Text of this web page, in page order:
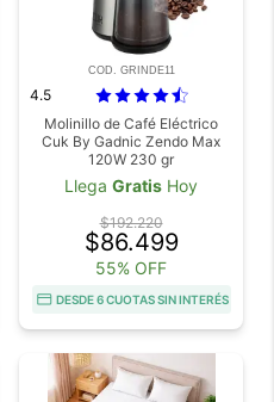
COD. GRINDE11
4.5
Molinillo de Café Eléctrico
Cuk By Gadnic Zendo Max
120W 230 gr
Llega Gratis Hoy
$192.220
$86.499
55% OFF
DESDE 6 CUOTAS SIN INTERÉS